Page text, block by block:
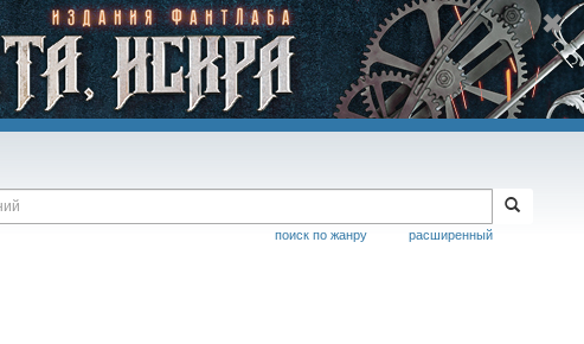
расширенный
поиск по жанру